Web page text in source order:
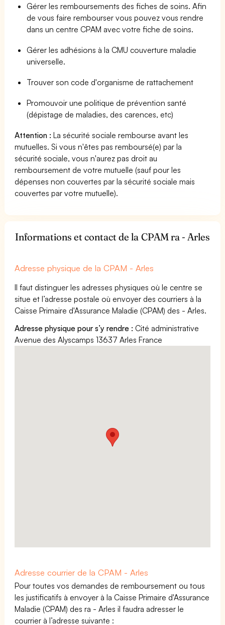
Gérer les remboursements des fiches de soins. Afin
de vous faire rembourser vous pouvez vous rendre
dans un centre CPAM avec votre fiche de soins.
Gérer les adhésions à la CMU couverture maladie
universelle.
Trouver son code d'organisme de rattachement
Promouvoir une politique de prévention santé
(dépistage de maladies, des carences, etc)
Attention : La sécurité sociale rembourse avant les
mutuelles. Si vous n'êtes pas remboursé(e) par la
sécurité sociale, vous n'aurez pas droit au
remboursement de votre mutuelle (sauf pour les
dépenses non couvertes par la sécurité sociale mais
couvertes par votre mutuelle).
Informations et contact de la CPAM ra - Arles
Adresse physique de la CPAM - Arles
Il faut distinguer les adresses physiques où le centre se
situe et l’adresse postale où envoyer des courriers à la
Caisse Primaire d'Assurance Maladie (CPAM) des - Arles.
Adresse physique pour s’y rendre :Cité administrative
Avenue des Alyscamps 13637 Arles France
Adresse courrier de la CPAM - Arles
Pour toutes vos demandes de remboursement ou tous
les justificatifs à envoyer à la Caisse Primaire d'Assurance
Maladie (CPAM) des ra - Arles il faudra adresser le
courrier à l’adresse suivante :